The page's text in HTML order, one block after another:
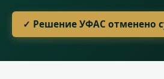
✓ Решение УФАС отменено